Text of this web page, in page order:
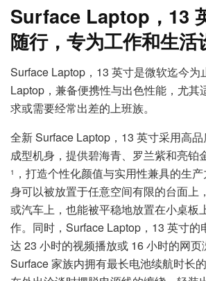
Surface Laptop ， 13
随行，专为工作和生活
Surface Laptop，13 英寸是微软迄今为
Laptop，兼备便携性与出色性能，尤其
求或需要经常出差的上班族。
全新 Surface Laptop，13 英寸采用高
成型机身，提供碧海青、罗兰紫和亮铂
1
，打造个性化颜值与实用性兼具的生
身可以被放置于任意空间有限的台面上
或汽车上，也能被平稳地放置在小桌板
作。同时，Surface Laptop，13 英寸的
达 23 小时的视频播放或 16 小时的网
Surface 家族内拥有最长电池续航时长